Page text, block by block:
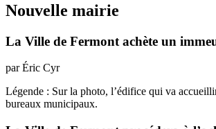
Nouvelle mairie
La Ville de Fermont achète un
par Éric Cyr
Légende : Sur la photo, l’édifice qui va
bureaux municipaux.